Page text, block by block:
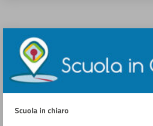
Scuola in chiaro